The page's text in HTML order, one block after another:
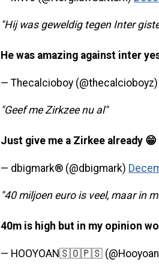
"Hij was geweldig tegen Inter
He was amazing against inter
— Thecalcioboy (@thecalcioboyz)
"Geef me Zirkzee nu al"
Just give me a Zirkee already 😁
— dbigmark® (@dbigmark)
"40 miljoen euro is veel, maar in
40m is high but in my opinion
— HOOYOAN🇸🇴🇵🇸